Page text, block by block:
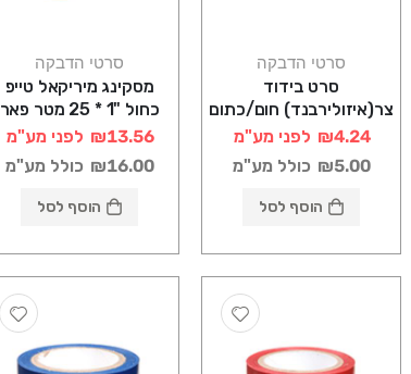
סרטי הדבקה
סרט בידוד
צר(איזולירבנד) חום/כתום
₪4.24 לפני מע"מ
₪5.00 כולל מע"מ
הוסף לסל
סרטי הדבקה
מסקינג מיריקאל טייפ
כחול "1 * 25 מטר פאר
נשר₪13.56 לפני מע"מ
₪16.00 כולל מע"מ
הוסף לסל